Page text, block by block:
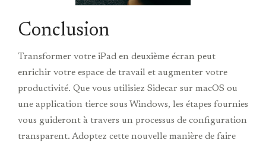
Conclusion
Transformer votre iPad en deuxième écran peut
enrichir votre espace de travail et augmenter votre
productivité. Que vous utilisiez Sidecar sur macOS ou
une application tierce sous Windows, les étapes fournies
vous guideront à travers un processus de configuration
transparent. Adoptez cette nouvelle manière de faire